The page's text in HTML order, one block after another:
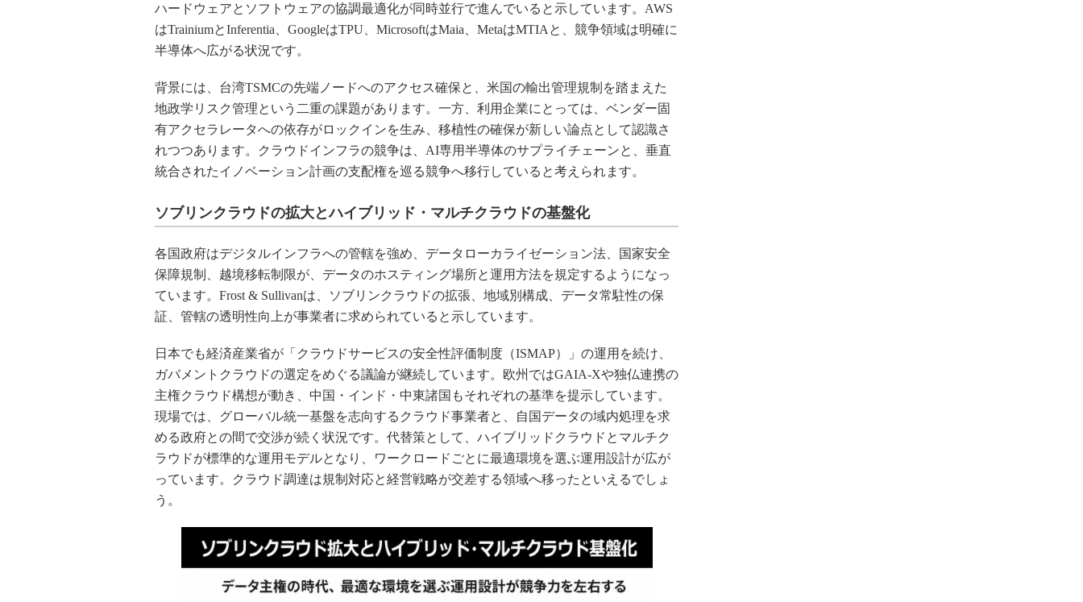
ハードウェアとソフトウェアの協調最適化が同時並行で進んでいると示しています。AWS
はTrainiumとInferentia、GoogleはTPU、MicrosoftはMaia、MetaはMTIAと、競争領域は明確に
半導体へ広がる状況です。
背景には、台湾TSMCの先端ノードへのアクセス確保と、米国の輸出管理規制を踏まえた
地政学リスク管理という二重の課題があります。一方、利用企業にとっては、ベンダー固
有アクセラレータへの依存がロックインを生み、移植性の確保が新しい論点として認識さ
れつつあります。クラウドインフラの競争は、AI専用半導体のサプライチェーンと、垂直
統合されたイノベーション計画の支配権を巡る競争へ移行していると考えられます。
ソブリンクラウドの拡大とハイブリッド・マルチクラウドの基盤化
各国政府はデジタルインフラへの管轄を強め、データローカライゼーション法、国家安全
保障規制、越境移転制限が、データのホスティング場所と運用方法を規定するようになっ
ています。Frost & Sullivanは、ソブリンクラウドの拡張、地域別構成、データ常駐性の保
証、管轄の透明性向上が事業者に求められていると示しています。
日本でも経済産業省が「クラウドサービスの安全性評価制度（ISMAP）」の運用を続け、
ガバメントクラウドの選定をめぐる議論が継続しています。欧州ではGAIA-Xや独仏連携の
主権クラウド構想が動き、中国・インド・中東諸国もそれぞれの基準を提示しています。
現場では、グローバル統一基盤を志向するクラウド事業者と、自国データの域内処理を求
める政府との間で交渉が続く状況です。代替策として、ハイブリッドクラウドとマルチク
ラウドが標準的な運用モデルとなり、ワークロードごとに最適環境を選ぶ運用設計が広が
っています。クラウド調達は規制対応と経営戦略が交差する領域へ移ったといえるでしょ
う。